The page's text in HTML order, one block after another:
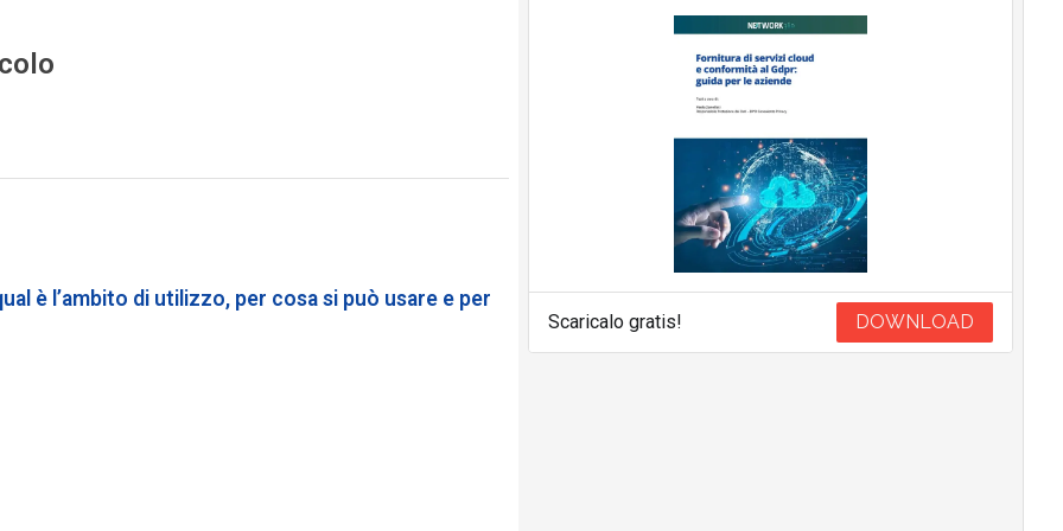
è l’ambito di utilizzo, per cosa si può usare e per
Scaricalo gratis! DOWNLOAD